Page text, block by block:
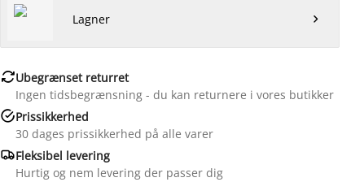
Lagner 
Ubegrænset returret
Ingen tidsbegrænsning - du kan returnere i vores butikker
Prissikkerhed
30 dages prissikkerhed på alle varer
Fleksibel levering
Hurtig og nem levering der passer dig